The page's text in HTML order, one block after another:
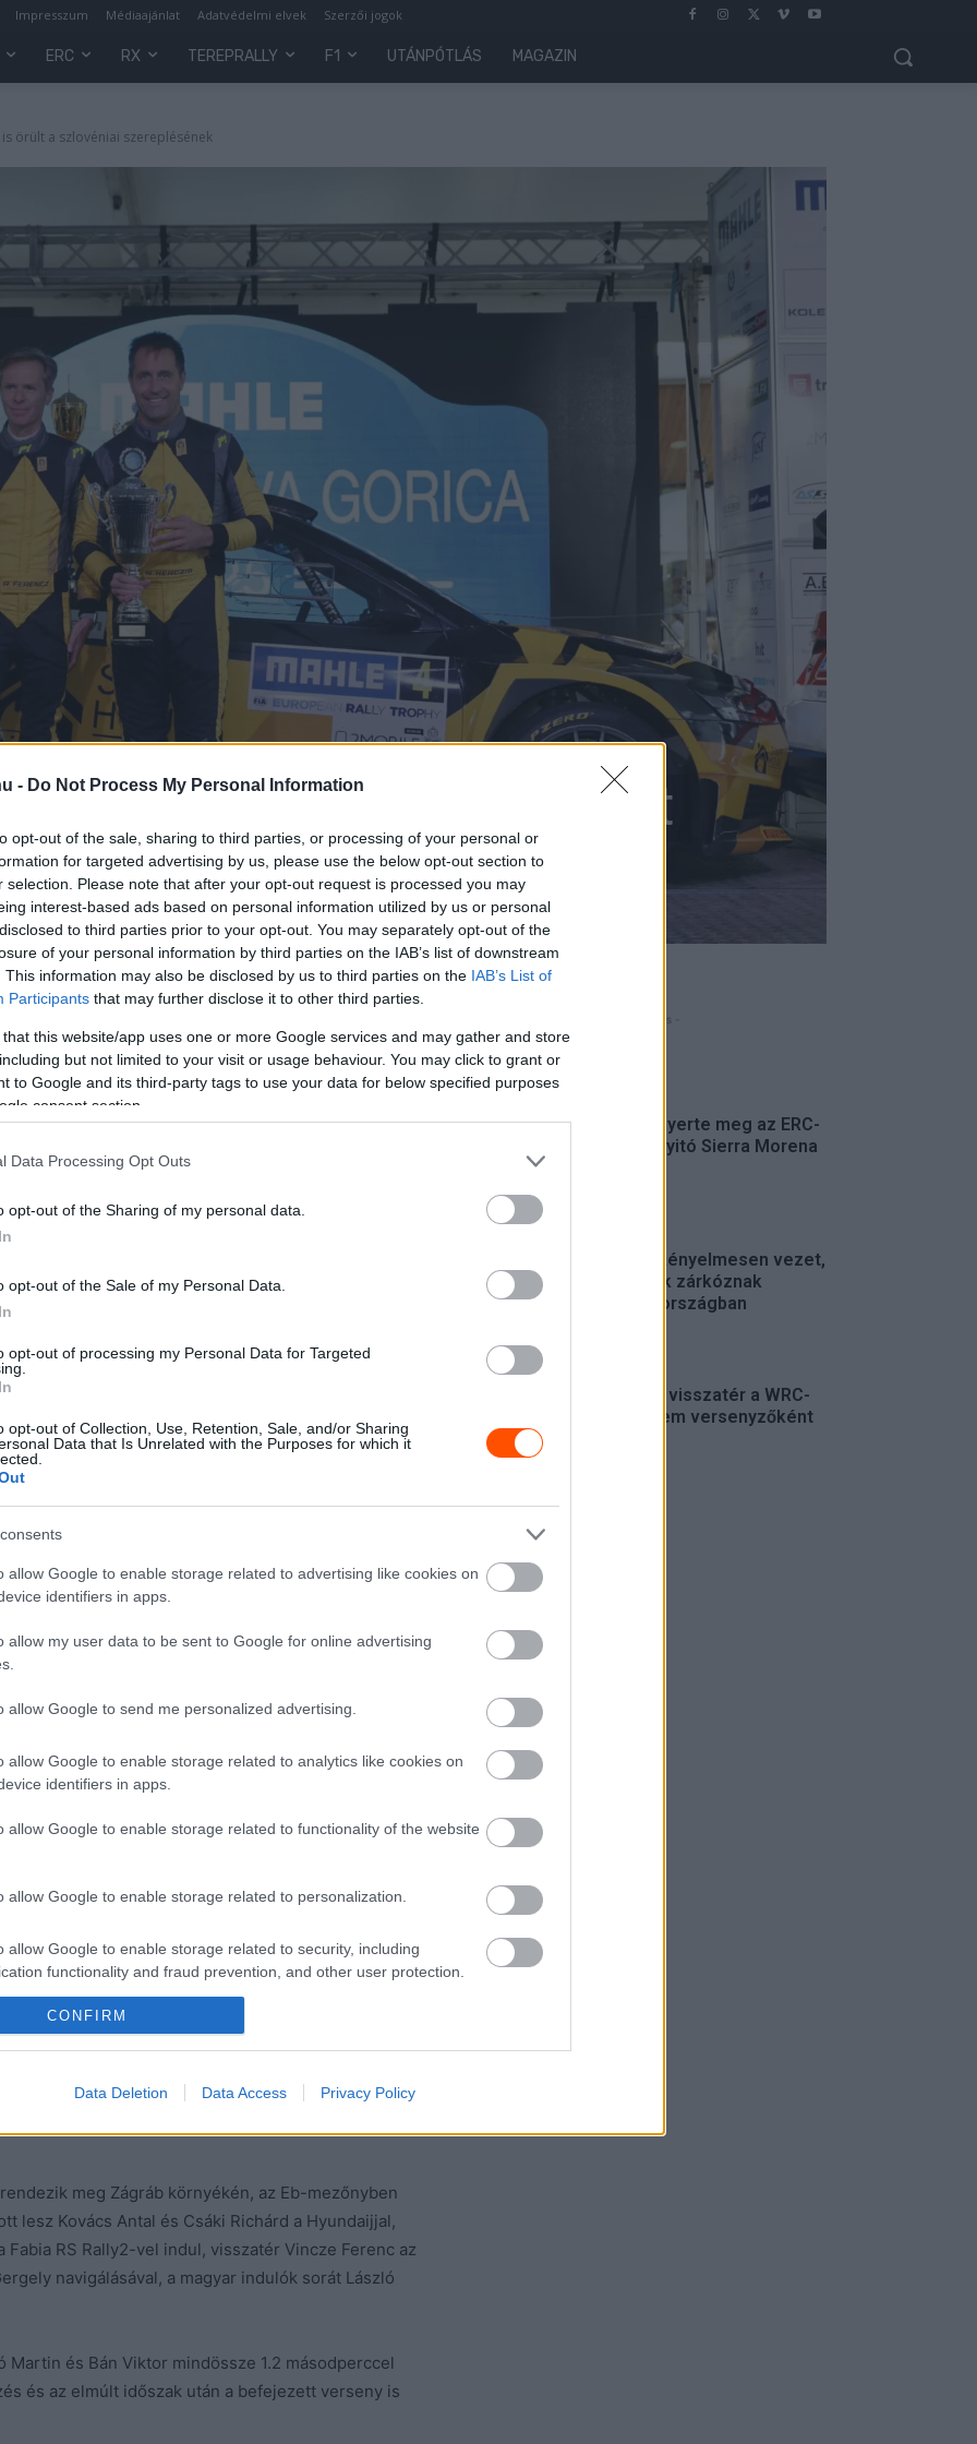
- Do Not Process My Personal Information
opt-out of the sale, sharing to third parties, or processing of your personal or
for targeted advertising by us, please use the below opt-out section to
selection. Please note that after your opt-out request is processed you may
interest-based ads based on personal information utilized by us or personal
to third parties prior to your opt-out. You may separately opt-out of the
of your personal information by third parties on the IAB’s list of downstream
This information may also be disclosed by us to third parties on the IAB’s List of
Participants that may further disclose it to other third parties.
that this website/app uses one or more Google services and may gather and store
but not limited to your visit or usage behaviour. You may click to grant or
to Google and its third-party tags to use your data for below specified purposes
consent section.
Data Processing Opt Outs
opt-out of the Sharing of my personal data.
opt-out of the Sale of my Personal Data.
opt-out of processing my Personal Data for Targeted
opt-out of Collection, Use, Retention, Sale, and/or Sharing
Data that Is Unrelated with the Purposes for which it
allow Google to enable storage related to advertising like cookies on
identifiers in apps.
allow my user data to be sent to Google for online advertising
allow Google to send me personalized advertising.
allow Google to enable storage related to analytics like cookies on
identifiers in apps.
allow Google to enable storage related to functionality of the website
allow Google to enable storage related to personalization.
allow Google to enable storage related to security, including
functionality and fraud prevention, and other user protection.
CONFIRM
Data Deletion Data Access Privacy Policy
Impresszum Médiaajánlat Adatvédelmi elvek Szerzői jogok
ERC RX TEREPRALLY F1 UTÁNPÓTLÁS MAGAZIN
örült a szlovéniai szereplésének
és László Martin is örült
X Pinterest WhatsApp
a Nova Gorica Rallyn, így még
a Nova Gorica Rallyt.Az ERC-szezonzáróra
állt, és onnantól kezdve nem is adta át másnak a
amely során bebizonyosodott, hogy a csapat, a
szezon utolsó ERC-futamára – osztotta meg a
fő célja a tesztelés és az adatgyűjtés volt, és ez
beállítást is kipróbáltunk, sokat tanultunk az
is örülhetünk. Ez az eredmény még
fókusz nem kizárólag a teljesítményen volt, hanem
ez az egész csapat számára.”
meg Zágráb környékén, az Eb-mezőnyben
lesz Kovács Antal és Csáki Richárd a Hyundaijjal,
RS Rally2-vel indul, visszatér Vincze Ferenc az
navigálásával, a magyar indulók sorát László
Martin és Bán Viktor mindössze 1.2 másodperccel
és az elmúlt időszak után a befejezett verseny is
- Hirdetés -
FRISS
Suárez nyerte meg az ERC-
szezonnyitó Sierra Morena
Suárez kényelmesen vezet,
Németék zárkóznak
Spanyolországban
Munster visszatér a WRC-
be, de nem versenyzőként